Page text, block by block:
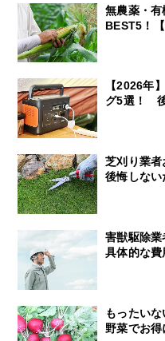
無農薬・
BEST5！
【2026年
グ5選！
芝刈り業
後悔しな
害獣駆除
具体的な
もったい
野菜でお得